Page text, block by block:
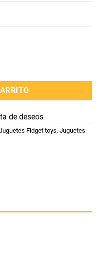
de deseos
Fidget toys Juguetes